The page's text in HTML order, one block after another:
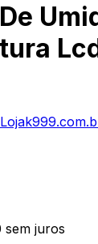
sem juros